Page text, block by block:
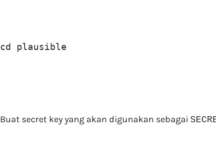
cd plausible
Buat secret key yang akan digunakan sebagai